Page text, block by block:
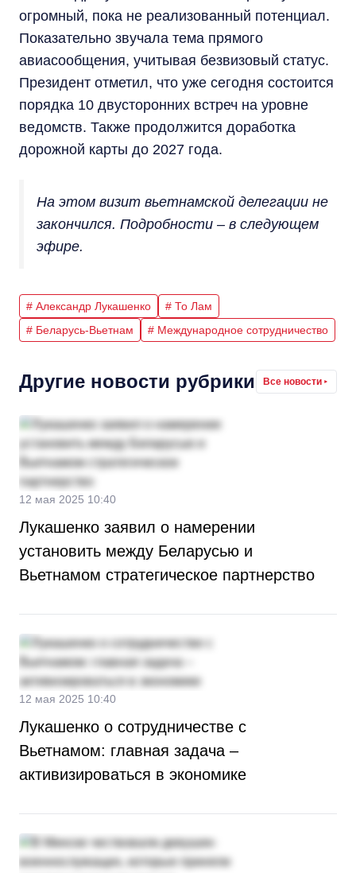
огромный, пока не реализованный потенциал.
Показательно звучала тема прямого
авиасообщения, учитывая безвизовый статус.
Президент отметил, что уже сегодня состоится
порядка 10 двусторонних встреч на уровне
ведомств. Также продолжится доработка
дорожной карты до 2027 года.
На этом визит вьетнамской делегации не
закончился. Подробности – в следующем
эфире.
# Александр Лукашенко
# То Лам
# Беларусь-Вьетнам
# Международное сотрудничество
Другие новости рубрики Все новости
12 мая 2025 10:40
Лукашенко заявил о намерении
установить между Беларусью и
Вьетнамом стратегическое партнерство
12 мая 2025 10:40
Лукашенко о сотрудничестве с
Вьетнамом: главная задача –
активизироваться в экономике